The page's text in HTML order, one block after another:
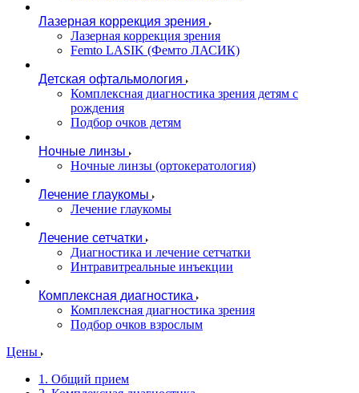
Лазерная коррекция зрения
Лазерная коррекция зрения
Femto LASIK (Фемто ЛАСИК)
Детская офтальмология
Комплексная диагностика зрения детям c
рождения
Подбор очков детям
Ночные линзы
Ночные линзы (ортокератология)
Лечение глаукомы
Лечение глаукомы
Лечение сетчатки
Диагностика и лечение сетчатки
Интравитреальные инъекции
Комплексная диагностика
Комплексная диагностика зрения
Подбор очков взрослым
Цены
1. Общий прием